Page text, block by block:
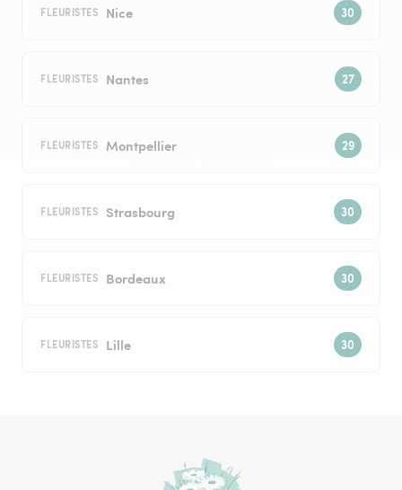
FLEURISTES Nice
FLEURISTES Nantes
FLEURISTES Montpellier
FLEURISTES Strasbourg
FLEURISTES Bordeaux
FLEURISTES Lille